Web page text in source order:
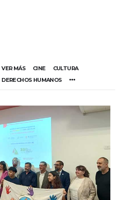
VER MÁS CINE
CULTURA
DERECHOS HUMANOS